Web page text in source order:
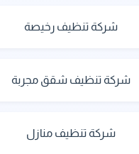
شركة تنظيف رخيصة
شركة تنظيف شقق مجربة
شركة تنظيف منازل